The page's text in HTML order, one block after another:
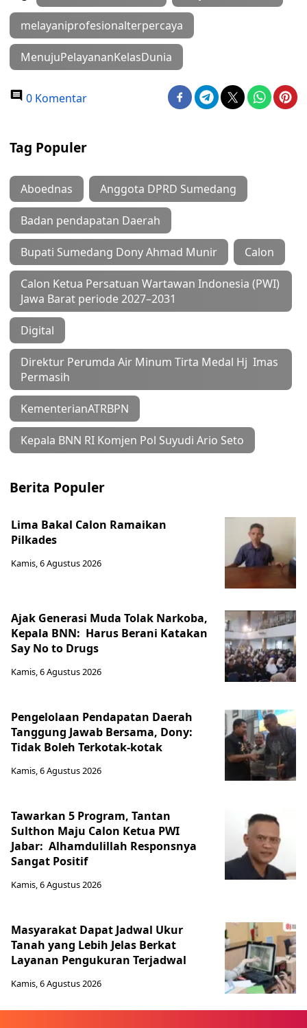
melayaniprofesionalterpercaya
MenujuPelayananKelasDunia
0 Komentar
Tag Populer
Aboednas Anggota DPRD Sumedang
Badan pendapatan Daerah
Bupati Sumedang Dony Ahmad Munir Calon
Calon Ketua Persatuan Wartawan Indonesia (PWI)
Jawa Barat periode 2027–2031
Digital
Direktur Perumda Air Minum Tirta Medal Hj Imas
Permasih
KementerianATRBPN
Kepala BNN RI Komjen Pol Suyudi Ario Seto
Berita Populer
Lima Bakal Calon Ramaikan
Pilkades
Kamis, 6 Agustus 2026
Ajak Generasi Muda Tolak Narkoba,
Kepala BNN: Harus Berani Katakan
Say No to Drugs
Kamis, 6 Agustus 2026
Pengelolaan Pendapatan Daerah
Tanggung Jawab Bersama, Dony:
Tidak Boleh Terkotak-kotak
Kamis, 6 Agustus 2026
Tawarkan 5 Program, Tantan
Sulthon Maju Calon Ketua PWI
Jabar: Alhamdulillah Responsnya
Sangat Positif
Kamis, 6 Agustus 2026
Masyarakat Dapat Jadwal Ukur
Tanah yang Lebih Jelas Berkat
Layanan Pengukuran Terjadwal
Kamis, 6 Agustus 2026